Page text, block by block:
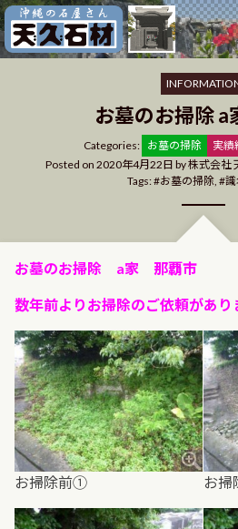
Skip
to
content
お墓のお掃除 a
Categories: Categories
お墓の掃除
実績
Posted on 2020年4月22日 by株式会社
Tags:
お墓の掃除,
お墓のお掃除 a家 那覇市
数年前よりお掃除のご依頼があり
お掃除前① お